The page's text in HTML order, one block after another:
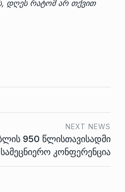
დღეს რატომ არ თქვით
NEXT NEWS
950 წლისთავისადმი
კონფერენცია